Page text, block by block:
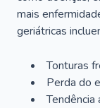
mais
geriátricas
Tonturas
Perda do
Tendência